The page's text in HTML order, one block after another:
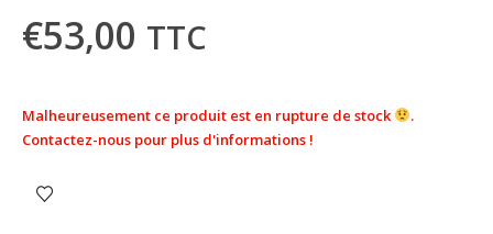
€53,00 TTC
Malheureusement ce produit est en rupture de stock
.
Contactez-nous pour plus d'informations !